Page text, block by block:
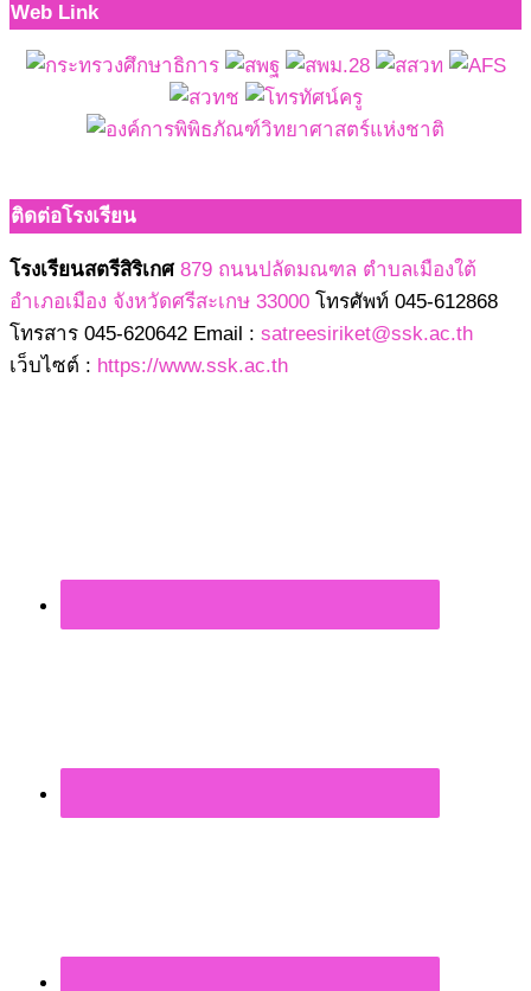
Web Link
ติดต่อโรงเรียน
โรงเรียนสตรีสิริเกศ 879 ถนนปลัดมณฑล ตำบลเมืองใต้
อำเภอเมือง จังหวัดศรีสะเกษ 33000 โทรศัพท์ 045-612868
โทรสาร 045-620642 Email : satreesiriket@ssk.ac.th
เว็บไซต์ : https://www.ssk.ac.th